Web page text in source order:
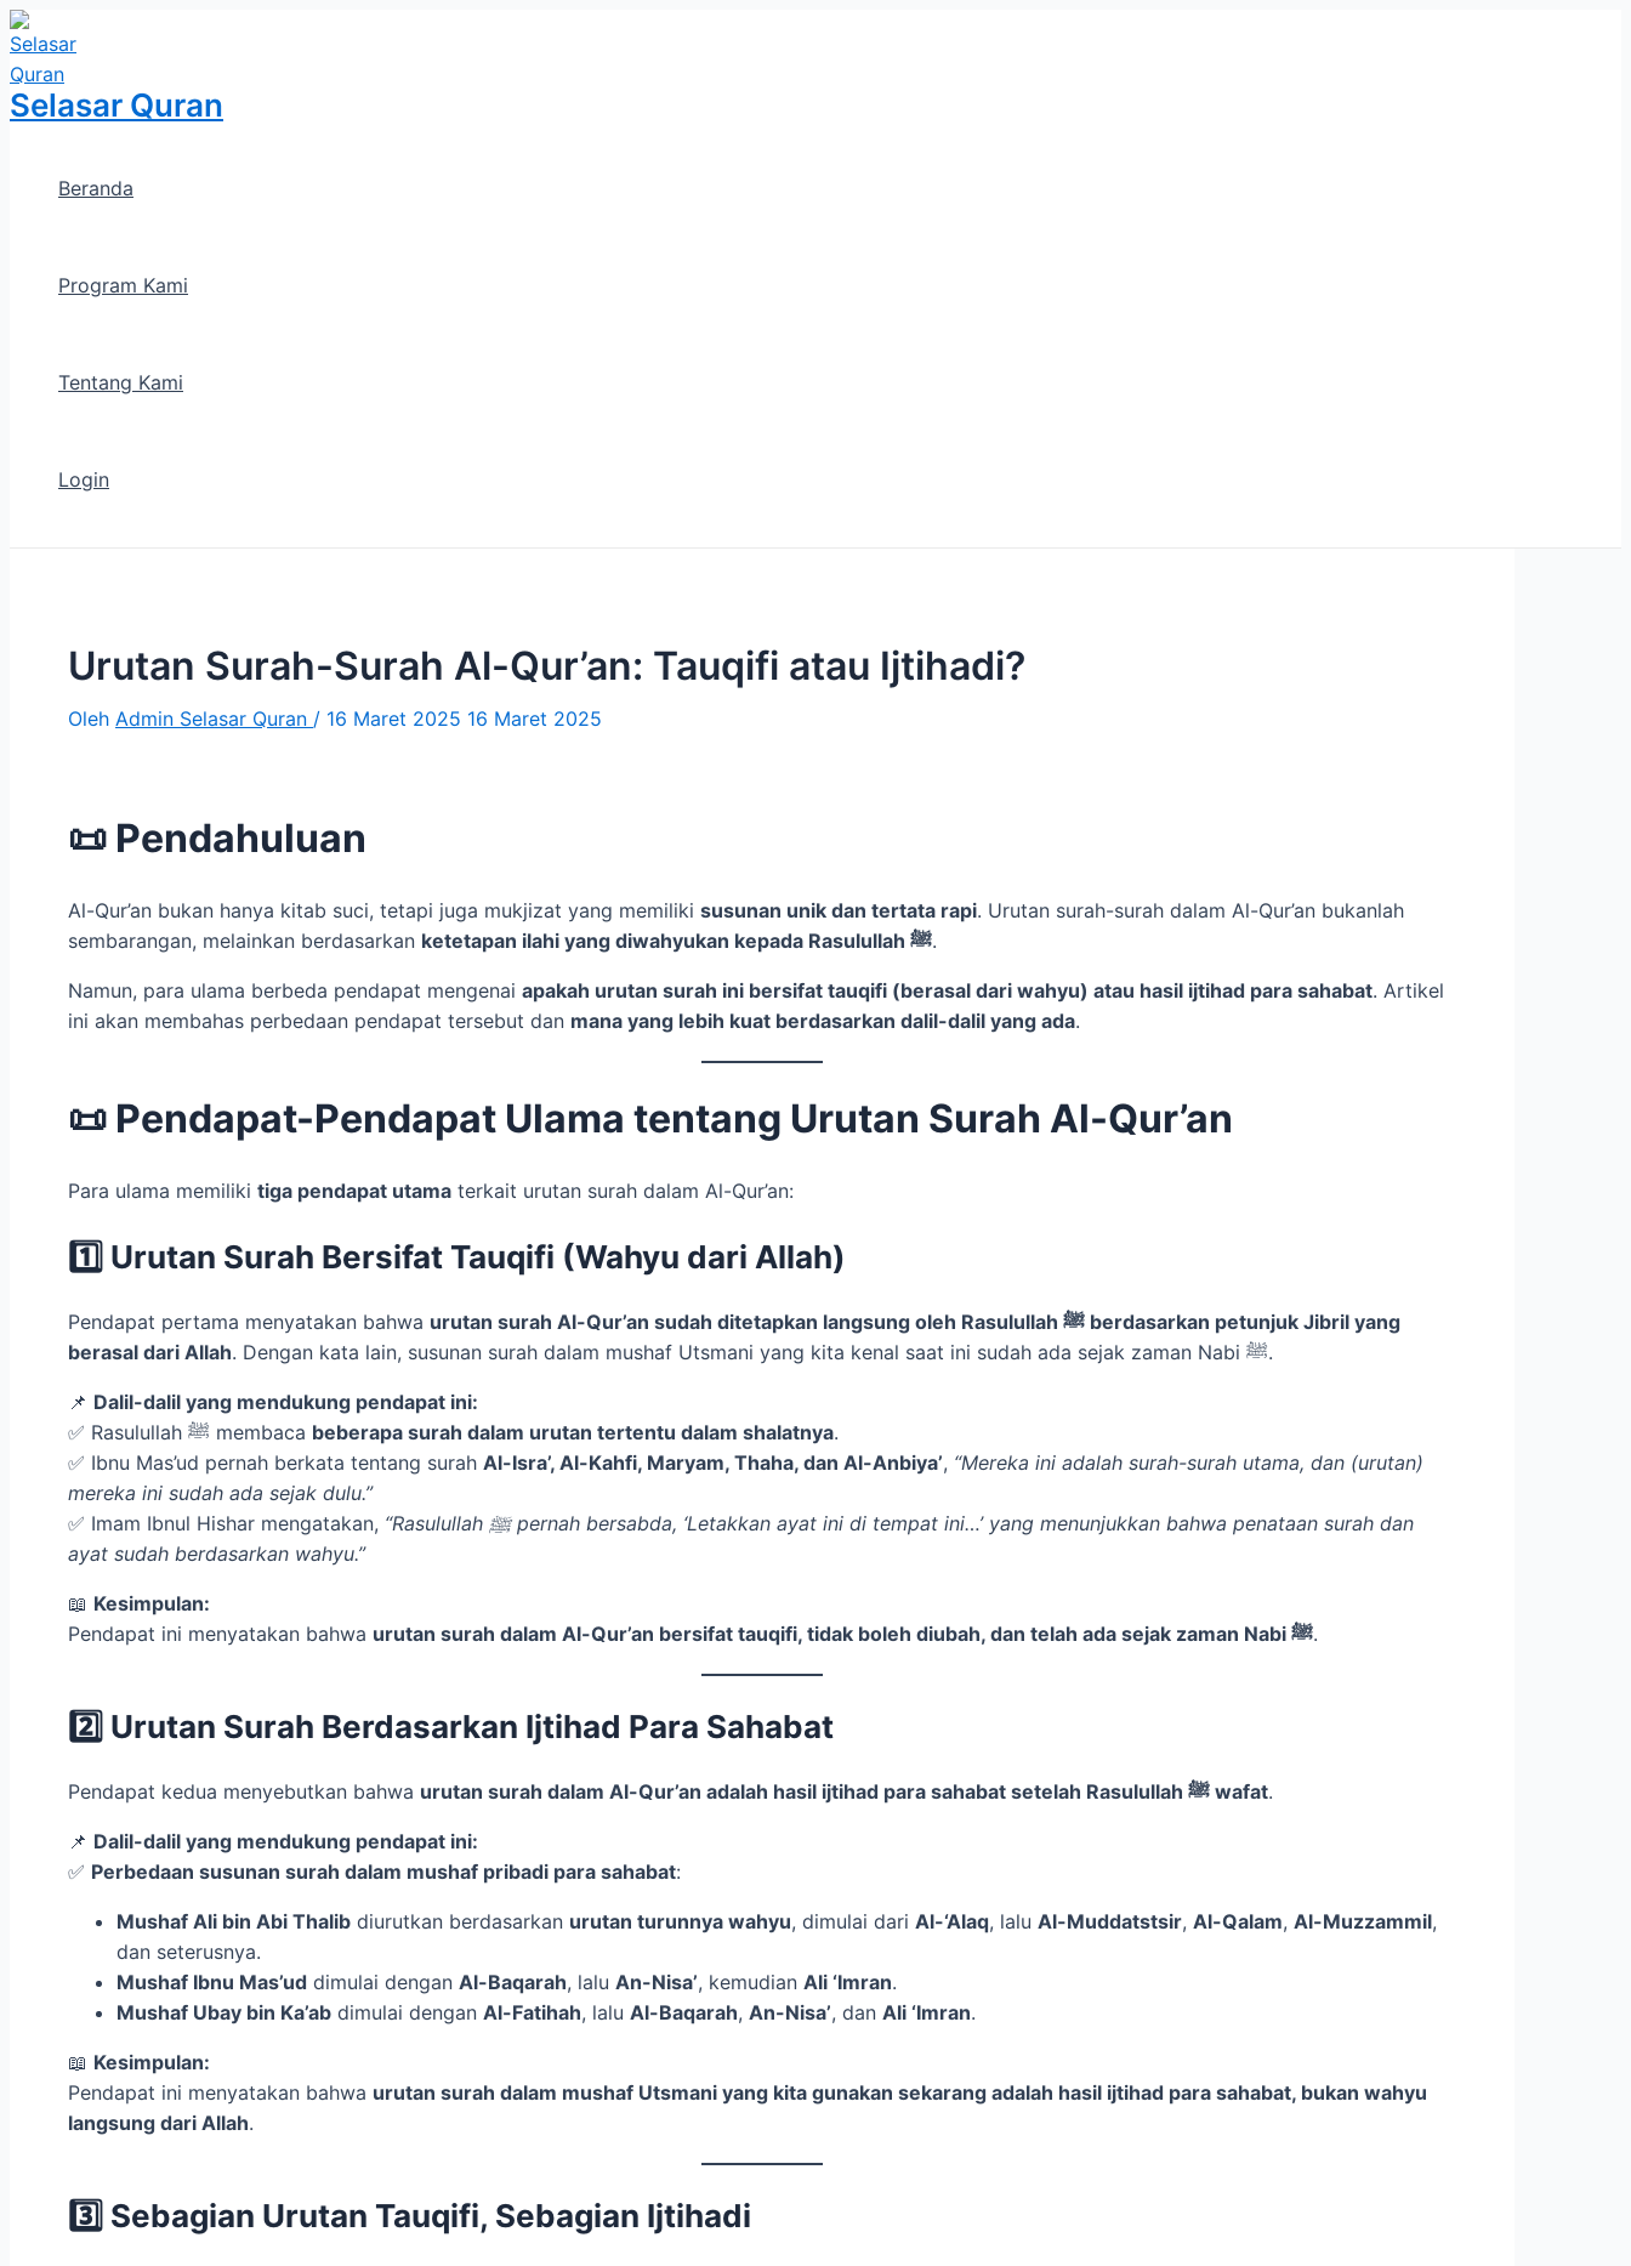
Lewati
ke
konten
Selasar Quran
Beranda
Program Kami
Tentang Kami
Login
Urutan Surah-Surah Al-Qur’an: Tauqifi atau Ijtihadi?
Oleh Admin Selasar Quran / 16 Maret 2025 16 Maret 2025
📜 Pendahuluan
Al-Qur’an bukan hanya kitab suci, tetapi juga mukjizat yang memiliki susunan unik dan tertata rapi. Urutan surah-surah dalam Al-Qur’an bukanlah
sembarangan, melainkan berdasarkan
ketetapan ilahi yang diwahyukan kepada Rasulullah ﷺ.
Namun, para ulama berbeda pendapat mengenai apakah urutan surah ini bersifat tauqifi (berasal dari wahyu) atau hasil ijtihad para sahabat. Artikel
ini akan membahas perbedaan pendapat tersebut dan mana yang lebih kuat berdasarkan dalil-dalil yang ada.
📜 Pendapat-Pendapat Ulama tentang Urutan Surah Al-Qur’an
Para ulama memiliki tiga pendapat utama terkait urutan surah dalam Al-Qur’an:
1️⃣ Urutan Surah Bersifat Tauqifi (Wahyu dari Allah)
Pendapat pertama menyatakan bahwa urutan surah Al-Qur’an sudah ditetapkan langsung oleh Rasulullah ﷺ berdasarkan petunjuk Jibril yang
berasal dari Allah
. Dengan kata lain, susunan surah dalam mushaf Utsmani yang kita kenal saat ini sudah ada sejak zaman Nabi ﷺ.
📌 Dalil-dalil yang mendukung pendapat ini:
✅ Rasulullah ﷺ membaca beberapa surah dalam urutan tertentu dalam shalatnya.
✅ Ibnu Mas’ud pernah berkata tentang surah Al-Isra’, Al-Kahfi, Maryam, Thaha, dan Al-Anbiya’, “Mereka ini adalah surah-surah utama, dan (urutan)
mereka ini sudah ada sejak dulu.”
✅ Imam Ibnul Hishar mengatakan, “Rasulullah ﷺ pernah bersabda, ‘Letakkan ayat ini di tempat ini…’ yang menunjukkan bahwa penataan surah dan
ayat sudah berdasarkan wahyu.”
📖 Kesimpulan:
Pendapat ini menyatakan bahwa
urutan surah dalam Al-Qur’an bersifat tauqifi, tidak boleh diubah, dan telah ada sejak zaman Nabi ﷺ.
2️⃣ Urutan Surah Berdasarkan Ijtihad Para Sahabat
Pendapat kedua menyebutkan bahwa urutan surah dalam Al-Qur’an adalah hasil ijtihad para sahabat setelah Rasulullah ﷺ wafat.
📌 Dalil-dalil yang mendukung pendapat ini:
✅ Perbedaan susunan surah dalam mushaf pribadi para sahabat:
Mushaf Ali bin Abi Thalib diurutkan berdasarkan urutan turunnya wahyu, dimulai dari Al-‘Alaq, lalu Al-Muddatstsir, Al-Qalam, Al-Muzzammil,
dan seterusnya.
Mushaf Ibnu Mas’ud dimulai dengan Al-Baqarah, lalu An-Nisa’, kemudian Ali ‘Imran.
Mushaf Ubay bin Ka’ab dimulai dengan Al-Fatihah, lalu Al-Baqarah, An-Nisa’, dan Ali ‘Imran.
📖 Kesimpulan:
Pendapat ini menyatakan bahwa urutan surah dalam mushaf Utsmani yang kita gunakan sekarang adalah hasil ijtihad para sahabat, bukan wahyu
langsung dari Allah.
3️⃣ Sebagian Urutan Tauqifi, Sebagian Ijtihadi